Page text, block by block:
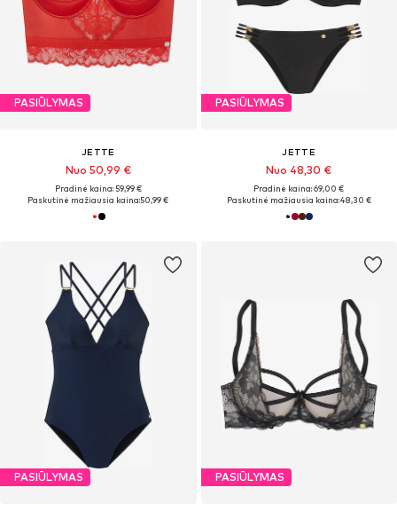
PASIŪLYMAS
JETTE
Nuo 50,99 €
Pradinė kaina: 59,99 €
Paskutinė mažiausia kaina:50,99 €
PASIŪLYMAS
JETTE
Nuo 48,30 €
Pradinė kaina: 69,00 €
Paskutinė mažiausia kaina:48,30 €
PASIŪLYMAS PASIŪLYMAS